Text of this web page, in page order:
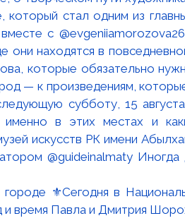
⚜️Сегодня в
и время Павла и Дмитрия